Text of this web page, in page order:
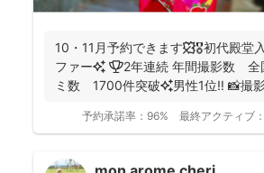
10・11月予約できます🍁🎖初代殿堂
ファー✨ 🏆2年連続 年間撮影数 全国1位✨ 🥇口コ
ミ数 1700件突破✨男性1位‼️ 📸撮
予約承諾率： 96% 最終アクティブ：